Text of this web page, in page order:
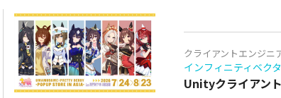
クライアントエンジニ
インフィニティベク
Unityクライアン